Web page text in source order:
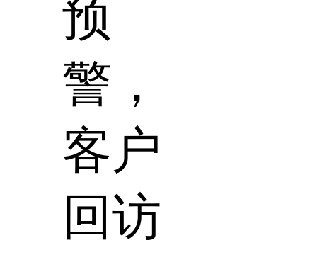
预
警，
客户
回访